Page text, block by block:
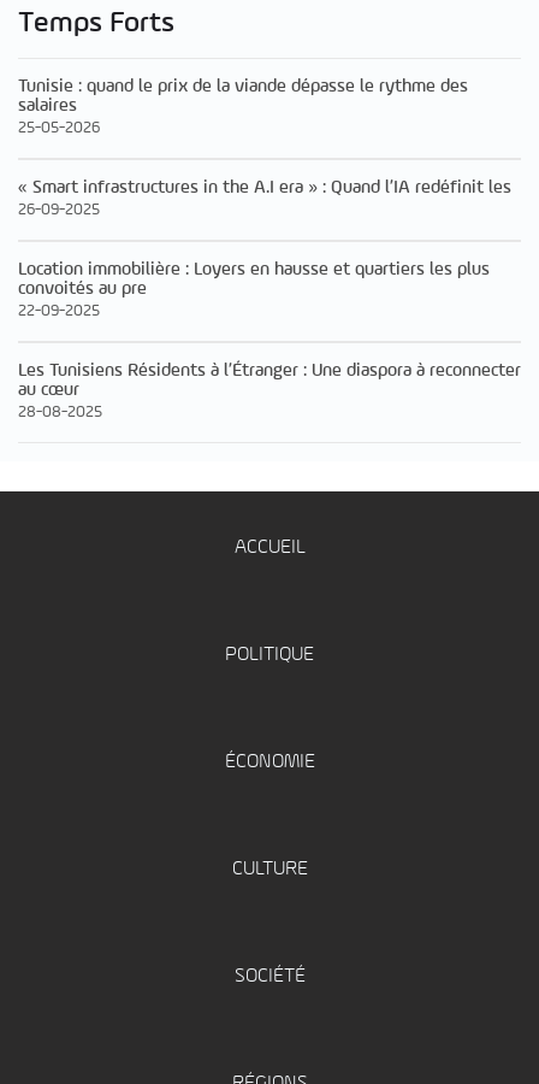
Temps Forts
Tunisie : quand le prix de la viande dépasse le rythme des
salaires
25-05-2026
« Smart infrastructures in the A.I era » : Quand l’IA redéfinit les
26-09-2025
Location immobilière : Loyers en hausse et quartiers les plus
convoités au pre
22-09-2025
Les Tunisiens Résidents à l’Étranger : Une diaspora à reconnecter
au cœur
28-08-2025
ACCUEIL
POLITIQUE
ÉCONOMIE
CULTURE
SOCIÉTÉ